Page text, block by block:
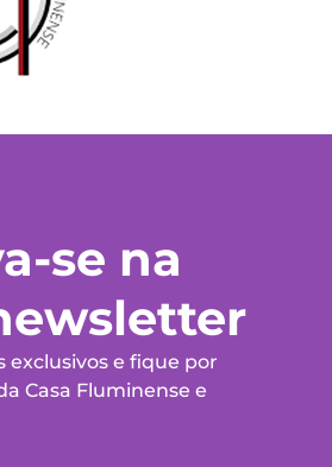
se na
exclusivos e fique por
Casa Fluminense e